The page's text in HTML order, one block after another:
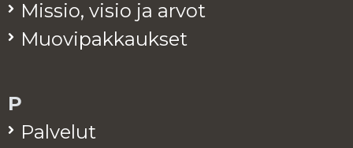
Mis­sio, visio ja arvot
Muo­vi­pak­kauk­set
P
Pal­ve­lut